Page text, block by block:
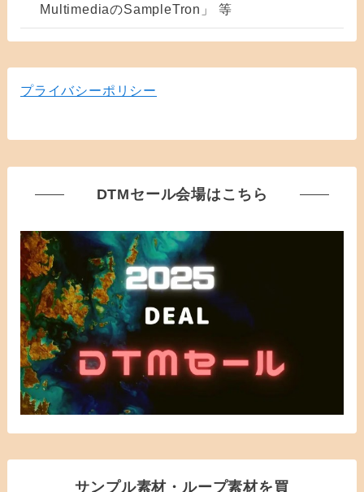
MultimediaのSampleTron」 等
プライバシーポリシー
DTMセール会場はこちら
サンプル素材・ループ素材を買